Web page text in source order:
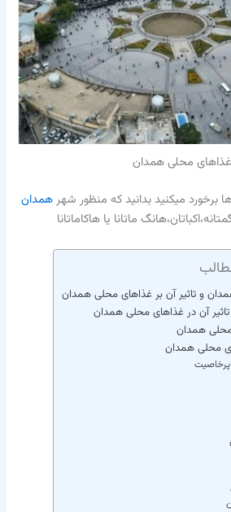
غذاهای محلی همدان
برخورد میکنید بدانید که منظور شهرهمدان
ماتانا یا هاكاماتانا
و تاثیر آن بر غذاهای محلی همدان
آن در غذاهای محلی همدان
همدان
محلی همدان